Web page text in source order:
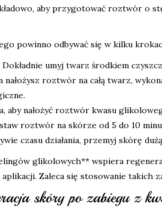
aby przygotować roztwór o
powinno odbywać się w kilku
Dokładnie umyj twarz środkiem
nałożysz roztwór na całą twarz,
aby nałożyć roztwór kwasu
roztwór na skórze od 5 do 10
czasu działania, przemyj skórę
glikolowych** wspiera
Zaleca się stosowanie takich
skóry po zabiegu z